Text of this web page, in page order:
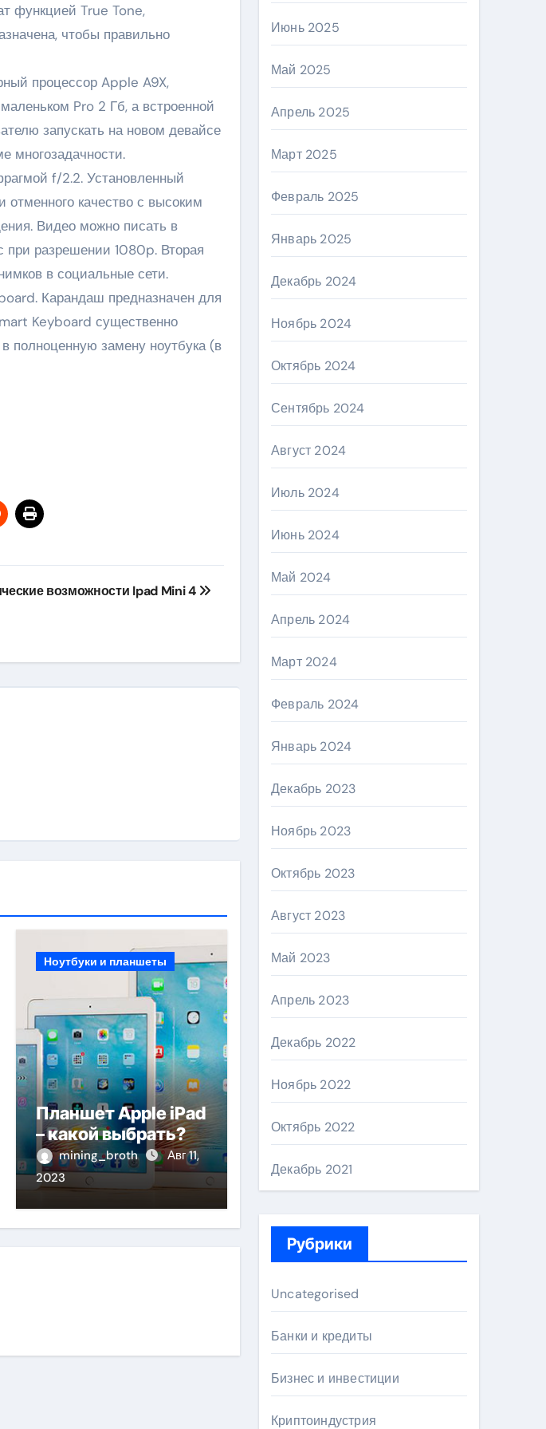
функцией True Tone,
чтобы правильно
процессор Apple A9X,
Pro 2 Гб, а встроенной
запускать на новом девайсе
многозадачности.
f/2.2. Установленный
качество с высоким
Видео можно писать в
разрешении 1080p. Вторая
в социальные сети.
Карандаш предназначен для
Keyboard существенно
полноценную замену ноутбука (в
возможности Ipad Mini 4
Ноутбуки и планшеты
Планшет Apple iPad
– какой выбрать?
mining_broth
Авг 11,
2023
Июнь 2025
Май 2025
Апрель 2025
Март 2025
Февраль 2025
Январь 2025
Декабрь 2024
Ноябрь 2024
Октябрь 2024
Сентябрь 2024
Август 2024
Июль 2024
Июнь 2024
Май 2024
Апрель 2024
Март 2024
Февраль 2024
Январь 2024
Декабрь 2023
Ноябрь 2023
Октябрь 2023
Август 2023
Май 2023
Апрель 2023
Декабрь 2022
Ноябрь 2022
Октябрь 2022
Декабрь 2021
Рубрики
Uncategorised
Банки и кредиты
Бизнес и инвестиции
Криптоиндустрия